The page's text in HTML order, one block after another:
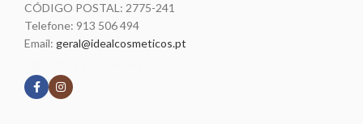
CÓDIGO POSTAL: 2775-241
Telefone: 913 506 494
Email: geral@idealcosmeticos.pt